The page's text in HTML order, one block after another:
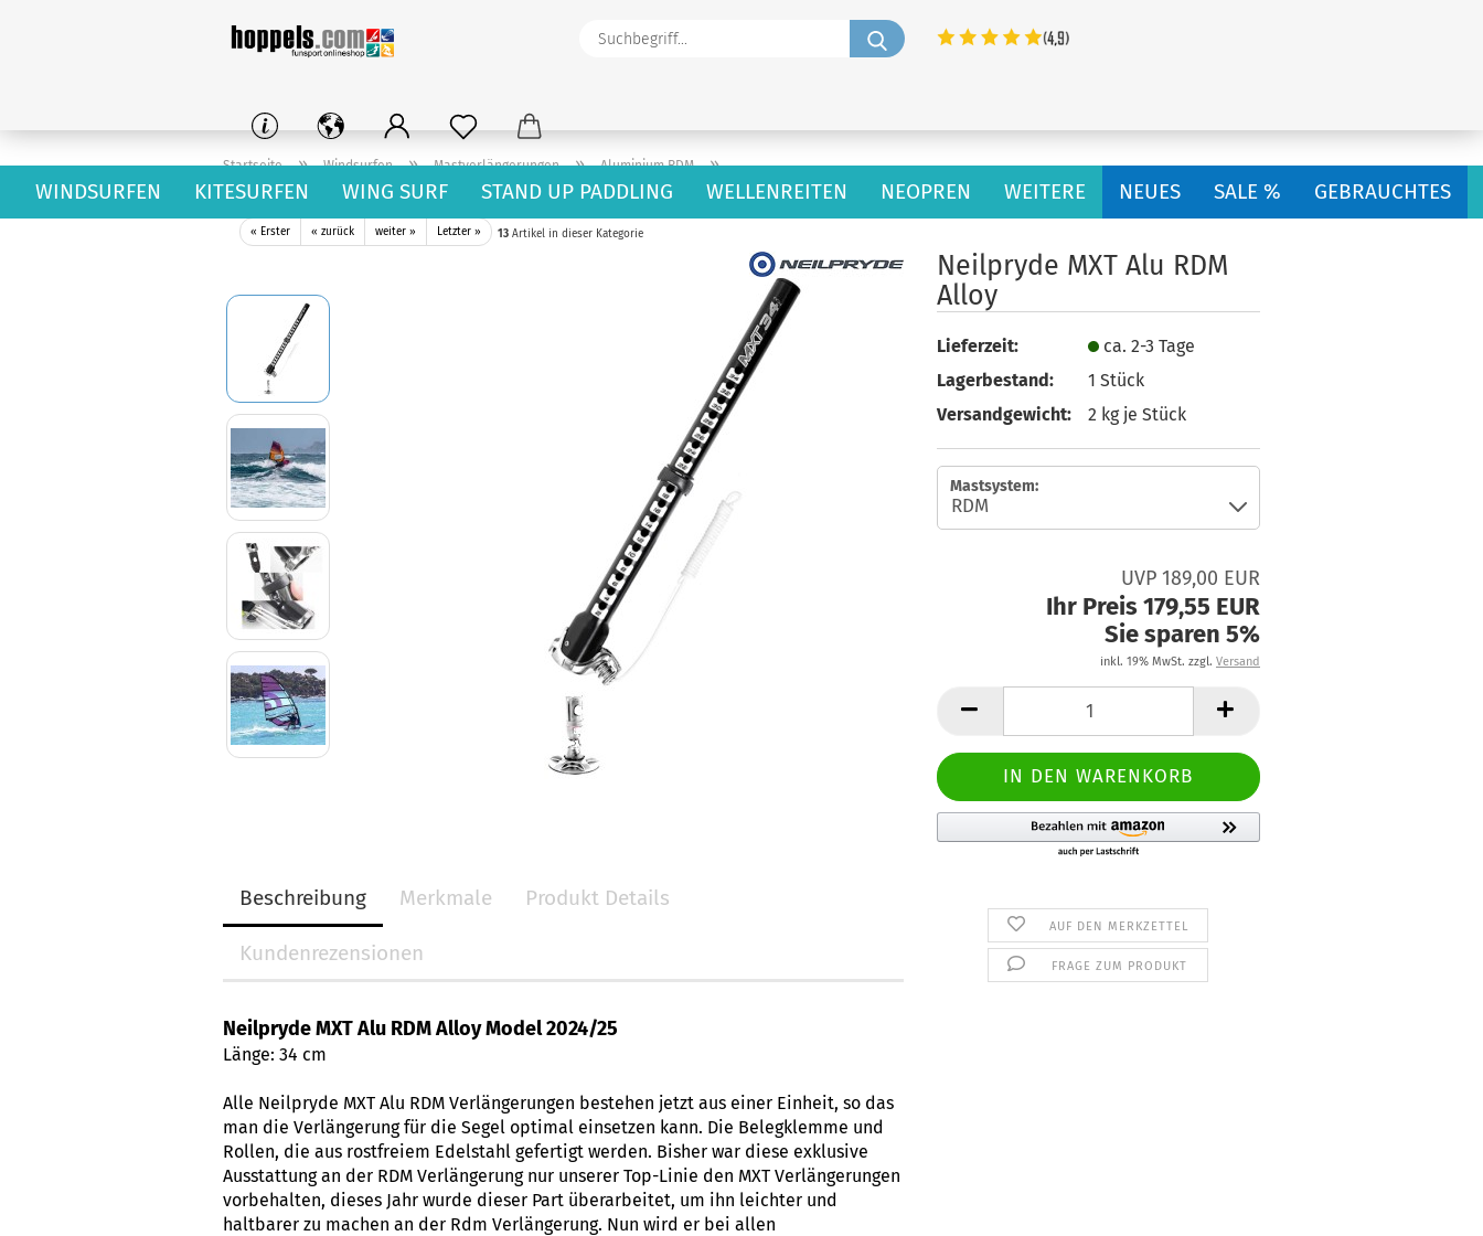
Suchbegriff...
WINDSURFEN KITESURFEN WING SURF STAND UP PADDLING WELLENREITEN NEOPREN NEUES SALE % GEBRAUCHTES
WEITERE
Startseite » Windsurfen » Mastverlängerungen » Aluminium RDM »
Neilpryde MXT Alu RDM Alloy
« Erster « zurück weiter » Letzter » 13 Artikel in dieser Kategorie
Neilpryde MXT Alu RDM
Alloy
Lieferzeit:
ca. 2-3 Tage
Lagerbestand:
1 Stück
Versandgewicht:
2 kg je Stück
Mastsystem:
UVP 189,00 EUR
Ihr Preis 179,55 EUR
Sie sparen 5%
inkl. 19% MwSt. zzgl. Versand
AUF DEN MERKZETTEL
FRAGE ZUM PRODUKT
Beschreibung Merkmale Produkt Details
Kundenrezensionen
Neilpryde MXT Alu RDM Alloy Model 2024/25
Länge: 34 cm
Alle Neilpryde MXT Alu RDM Verlängerungen bestehen jetzt aus einer Einheit, so das
man die Verlängerung für die Segel optimal einsetzen kann. Die Belegklemme und
Rollen, die aus rostfreiem Edelstahl gefertigt werden. Bisher war diese exklusive
Ausstattung an der RDM Verlängerung nur unserer Top-Linie den MXT Verlängerungen
vorbehalten, dieses Jahr wurde dieser Part überarbeitet, um ihn leichter und
haltbarer zu machen an der Rdm Verlängerung. Nun wird er bei allen